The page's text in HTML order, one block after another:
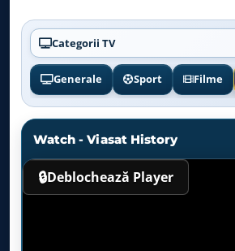
Categorii TV
Generale Sport Filme
Watch - Viasat History
🔒Deblochează Player